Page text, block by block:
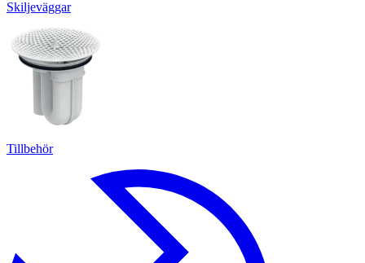
Skiljeväggar
Tillbehör